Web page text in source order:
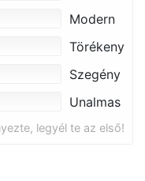
Modern
Törékeny
Szegény
Unalmas
legyél te az első!